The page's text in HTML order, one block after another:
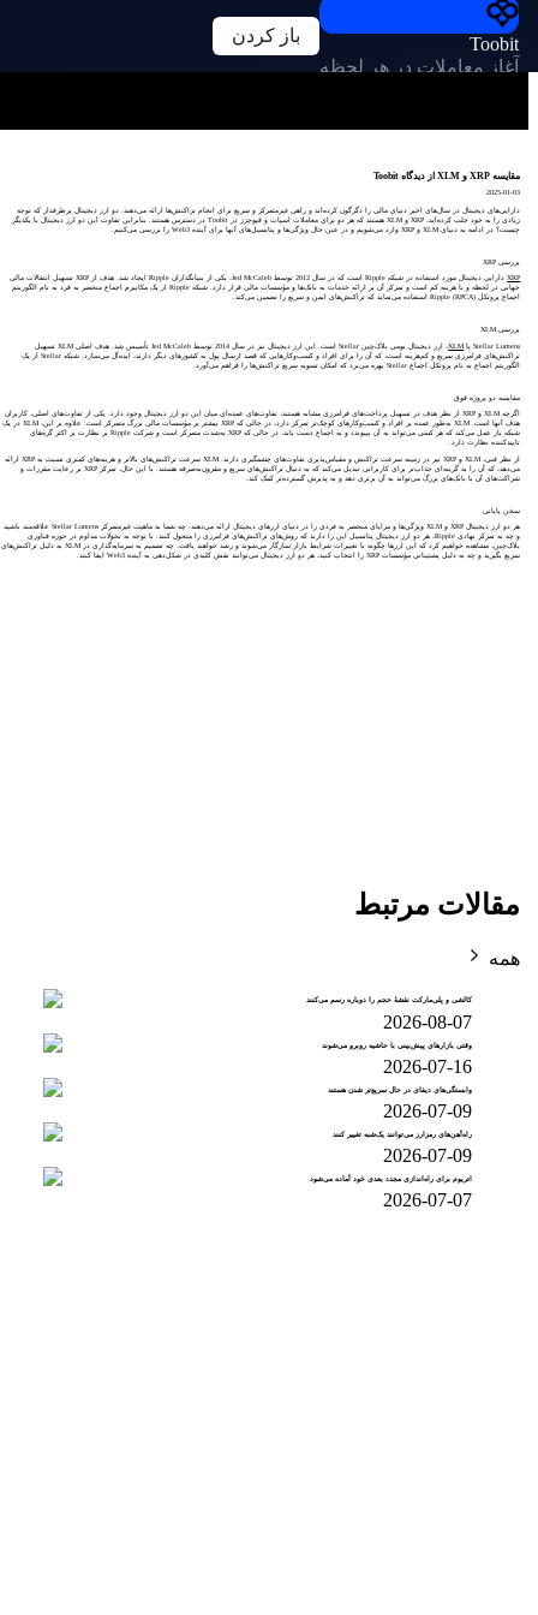
Toobit
آغاز معاملات در هر لحظه
باز کردن
مقایسه XRP و XLM از دیدگاه Toobit
2025-01-03
دارایی‌های دیجیتال در سال‌های اخیر دنیای مالی را دگرگون کرده‌اند و راهی غیرمتمرکز و سریع برای انجام تراکنش‌ها ارائه می‌دهند. دو ارز دیجیتال پرطرفدار که توجه
زیادی را به خود جلب کرده‌اند، XRP و XLM هستند که هر دو برای معاملات اسپات و فیوچرز در Toobit در دسترس هستند. بنابراین تفاوت این دو ارز دیجیتال با یکدیگر
چیست؟ در ادامه به دنیای XLM و XRP وارد می‌شویم و در عین حال ویژگی‌ها و پتانسیل‌های آنها برای آینده Web3 را بررسی می‌کنیم.
بررسی XRP
XRP
دارایی دیجیتال مورد استفاده در شبکه Ripple است که در سال 2012 توسط Jed McCaleb، یکی از بنیانگذاران Ripple ایجاد شد. هدف از XRP تسهیل انتقالات مالی
جهانی در لحظه و با هزینه کم است و تمرکز آن بر ارائه خدمات به بانک‌ها و مؤسسات مالی قرار دارد. شبکه Ripple از یک مکانیزم اجماع منحصر به فرد به نام الگوریتم
اجماع پروتکل Ripple (RPCA) استفاده می‌نماید که تراکنش‌های ایمن و سریع را تضمین می‌کند.
بررسی XLM
Stellar Lumens یا XLM
، ارز دیجیتال بومی بلاک‌چین Stellar است. این ارز دیجیتال نیز در سال 2014 توسط Jed McCaleb تأسیس شد. هدف اصلی XLM تسهیل
تراکنش‌های فرامرزی سریع و کم‌هزینه است، که آن را برای افراد و کسب‌وکارهایی که قصد ارسال پول به کشورهای دیگر دارند، ایده‌آل می‌سازد. شبکه Stellar از یک
الگوریتم اجماع به نام پروتکل اجماع Stellar بهره می‌برد که امکان تسویه سریع تراکنش‌ها را فراهم می‌آورد.
مقایسه دو پروژه فوق
اگرچه XLM و XRP از نظر هدف در تسهیل پرداخت‌های فرامرزی مشابه هستند، تفاوت‌های عمده‌ای میان این دو ارز دیجیتال وجود دارد. یکی از تفاوت‌های اصلی، کاربران
هدف آنها است. XLM به‌طور عمده بر افراد و کسب‌وکارهای کوچک‌تر تمرکز دارد، در حالی که XRP بیشتر بر مؤسسات مالی بزرگ متمرکز است. علاوه بر این، XLM در یک
شبکه باز عمل می‌کند که هر کسی می‌تواند به آن بپیوندد و به اجماع دست یابد، در حالی که XRP به‌شدت متمرکز است و شرکت Ripple بر نظارت بر اکثر گره‌های
تاییدکننده نظارت دارد.
از نظر فنی، XLM و XRP نیز در زمینه سرعت تراکنش و مقیاس‌پذیری تفاوت‌های چشمگیری دارند. XLM سرعت تراکنش‌های بالاتر و هزینه‌های کمتری نسبت به XRP ارائه
می‌دهد، که آن را به گزینه‌ای جذاب‌تر برای کاربرانی تبدیل می‌کند که به دنبال تراکنش‌های سریع و مقرون‌به‌صرفه هستند. با این حال، تمرکز XRP بر رعایت مقررات و
شراکت‌های آن با بانک‌های بزرگ می‌تواند به آن برتری دهد و به پذیرش گسترده‌تر کمک کند.
سخن پایانی
هر دو ارز دیجیتال XRP و XLM ویژگی‌ها و مزایای منحصر به فردی را در دنیای ارزهای دیجیتال ارائه می‌دهند. چه شما به ماهیت غیرمتمرکز Stellar Lumens علاقه‌مند باشید
و چه به تمرکز نهادی Ripple، هر دو ارز دیجیتال پتانسیل این را دارند که روش‌های تراکنش‌های فرامرزی را متحول کنند. با توجه به تحولات مداوم در حوزه فناوری
بلاک‌چین، مشاهده خواهیم کرد که این ارزها چگونه با تغییرات شرایط بازار سازگار می‌شوند و رشد خواهند یافت. چه تصمیم به سرمایه‌گذاری در XLM به دلیل تراکنش‌های
سریع بگیرید و چه به دلیل پشتیبانی مؤسسات XRP را انتخاب کنید، هر دو ارز دیجیتال می‌توانند نقش کلیدی در شکل‌دهی به آینده Web3 ایفا کنند.
مقالات مرتبط
همه
کالشی و پلی‌مارکت نقشهٔ حجم را دوباره رسم می‌کنند
2026-08-07
وقتی بازارهای پیش‌بینی با حاشیه روبرو می‌شوند
2026-07-16
وابستگی‌های دیفای در حال سریع‌تر شدن هستند
2026-07-09
راه‌آهن‌های رمزارز می‌توانند یک‌شبه تغییر کنند
2026-07-09
اتریوم برای راه‌اندازی مجدد بعدی خود آماده می‌شود
2026-07-07